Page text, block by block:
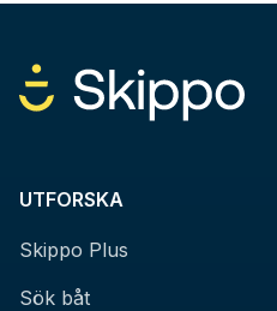
UTFORSKA
Skippo Plus
Sök båt